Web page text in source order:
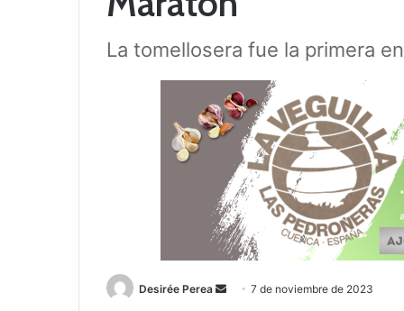
La tomellosera fue la primera
Desirée Perea 7 de noviembre de 2023